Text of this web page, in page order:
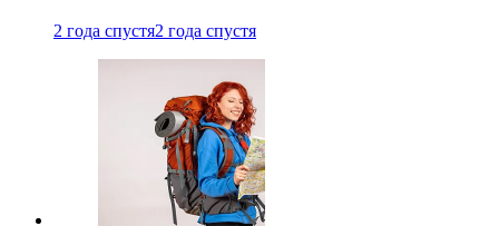
2 года спустя2 года спустя